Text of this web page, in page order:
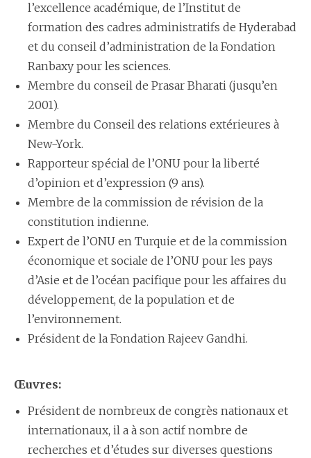
l’excellence académique, de l’Institut de
formation des cadres administratifs de Hyderabad
et du conseil d’administration de la Fondation
Ranbaxy pour les sciences.
Membre du conseil de Prasar Bharati (jusqu’en
2001).
Membre du Conseil des relations extérieures à
New-York.
Rapporteur spécial de l’ONU pour la liberté
d’opinion et d’expression (9 ans).
Membre de la commission de révision de la
constitution indienne.
Expert de l’ONU en Turquie et de la commission
économique et sociale de l’ONU pour les pays
d’Asie et de l’océan pacifique pour les affaires du
développement, de la population et de
l’environnement.
Président de la Fondation Rajeev Gandhi.
Œuvres:
Président de nombreux de congrès nationaux et
internationaux, il a à son actif nombre de
recherches et d’études sur diverses questions